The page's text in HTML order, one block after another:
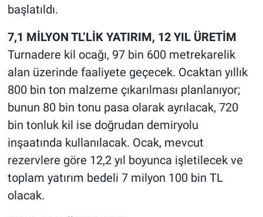
başlatıldı.
7,1 MİLYON TL’LİK YATIRIM, 12 YIL ÜRETİM
Turnadere kil ocağı, 97 bin 600 metrekarelik
alan üzerinde faaliyete geçecek. Ocaktan yıllık
800 bin ton malzeme çıkarılması planlanıyor;
bunun 80 bin tonu pasa olarak ayrılacak, 720
bin tonluk kil ise doğrudan demiryolu
inşaatında kullanılacak. Ocak, mevcut
rezervlere göre 12,2 yıl boyunca işletilecek ve
toplam yatırım bedeli 7 milyon 100 bin TL
olacak.